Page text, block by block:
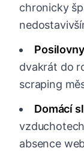
chronicky
dvakrát do
scraping
Domácí
absence